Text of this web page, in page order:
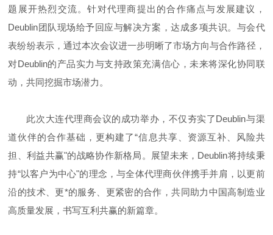
题展开热烈交流。针对代理商提出的合作痛点与发展建议，
Deublin团队现场给予回应与解决方案，达成多项共识。与会代
表纷纷表示，通过本次会议进一步明晰了市场方向与合作路径，
对Deublin的产品实力与支持政策充满信心，未来将深化协同联
动，共同挖掘市场潜力。
此次大连代理商会议的成功举办，不仅夯实了Deublin与渠
道伙伴的合作基础，更构建了“信息共享、资源互补、风险共
担、利益共赢"的战略协作新格局。展望未来，Deublin将持续秉
持“以客户为中心"的理念，与全体代理商伙伴携手并肩，以更前
沿的技术、更*的服务、更紧密的合作，共同助力中国高制造业
高质量发展，书写互利共赢的新篇章。